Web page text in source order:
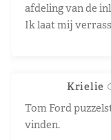
afdeling van de
Ik laat mij
Krielie
Tom Ford
vinden.